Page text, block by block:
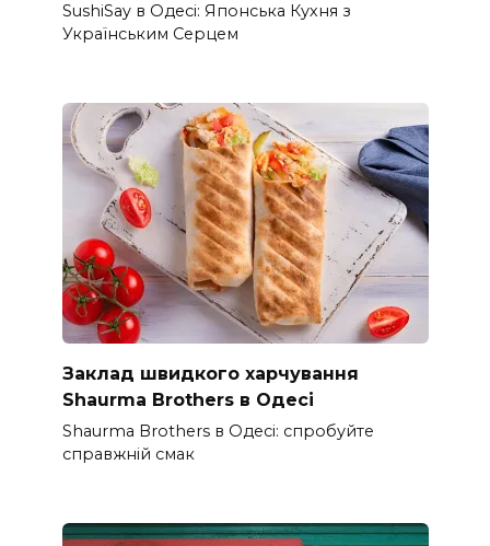
SushiSay в Одесі: Японська Кухня з
Українським Серцем
Заклад швидкого харчування
Shaurma Brothers в Одесі
Shaurma Brothers в Одесі: спробуйте
справжній смак